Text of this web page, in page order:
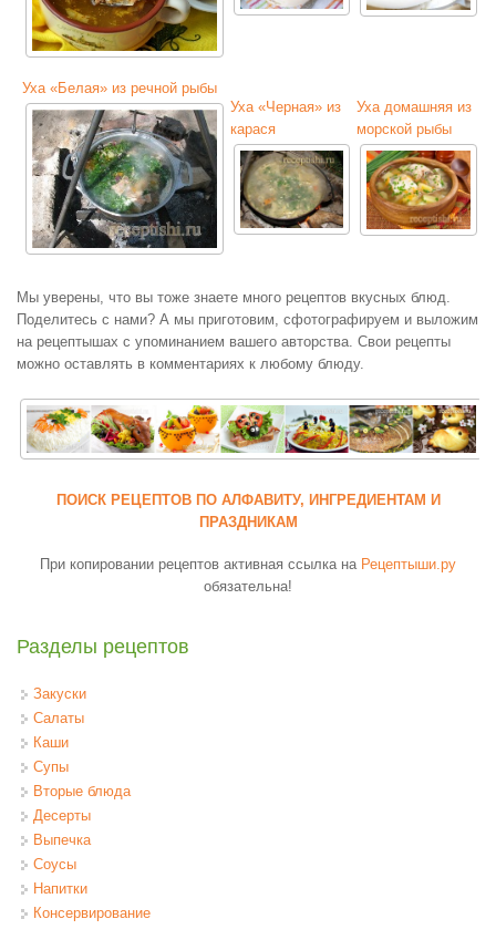
Уха «Белая» из речной рыбы
Уха «Черная» из
карася
Уха домашняя из
морской рыбы
Мы уверены, что вы тоже знаете много рецептов вкусных блюд.
Поделитесь с нами? А мы приготовим, сфотографируем и выложим
на рецептышах с упоминанием вашего авторства. Свои рецепты
можно оставлять в комментариях к любому блюду.
ПОИСК РЕЦЕПТОВ ПО АЛФАВИТУ, ИНГРЕДИЕНТАМ И
ПРАЗДНИКАМ
При копировании рецептов активная ссылка на Рецептыши.ру
обязательна!
Разделы рецептов
Закуски
Салаты
Каши
Супы
Вторые блюда
Десерты
Выпечка
Соусы
Напитки
Консервирование